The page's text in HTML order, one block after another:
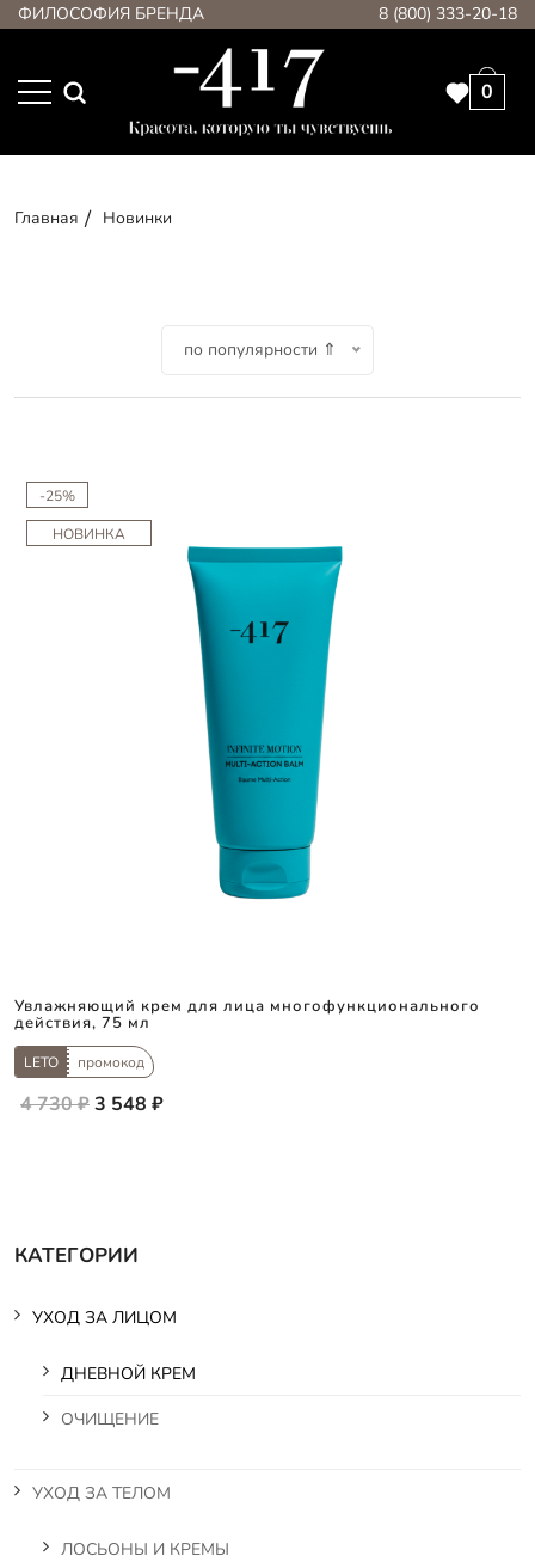
ФИЛОСОФИЯ БРЕНДА 8 (800) 333-20-18
0
Главная Новинки
КАТЕГОРИИ
УХОД ЗА ЛИЦОМ
ДНЕВНОЙ КРЕМ
ОЧИЩЕНИЕ
УХОД ЗА ТЕЛОМ
ЛОСЬОНЫ И КРЕМЫ
по популярности ⇑
-25%
НОВИНКА
Увлажняющий крем для лица многофункционального
действия, 75 мл
LETO промокод
4 730 ₽3 548 ₽